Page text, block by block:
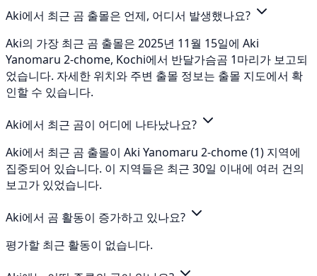
Aki에서 최근 곰 출몰은 언제, 어디서 발생했나요?
Aki의 가장 최근 곰 출몰은 2025년 11월 15일에 Aki
Yanomaru 2-chome, Kochi에서 반달가슴곰 1마리가 보고되
었습니다. 자세한 위치와 주변 출몰 정보는 출몰 지도에서 확
인할 수 있습니다.
Aki에서 최근 곰이 어디에 나타났나요?
Aki에서 최근 곰 출몰이 Aki Yanomaru 2-chome (1) 지역에
집중되어 있습니다. 이 지역들은 최근 30일 이내에 여러 건의
보고가 있었습니다.
Aki에서 곰 활동이 증가하고 있나요?
평가할 최근 활동이 없습니다.